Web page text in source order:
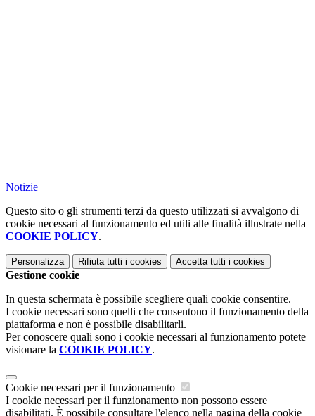
Notizie
Questo sito o gli strumenti terzi da questo utilizzati si avvalgono di
cookie necessari al funzionamento ed utili alle finalità illustrate nella
COOKIE POLICY.
Personalizza Rifiuta tutti i cookies Accetta tutti i cookies
Gestione cookie
In questa schermata è possibile scegliere quali cookie consentire.
I cookie necessari sono quelli che consentono il funzionamento della
piattaforma e non è possibile disabilitarli.
Per conoscere quali sono i cookie necessari al funzionamento potete
visionare la COOKIE POLICY.
Cookie necessari per il funzionamento
I cookie necessari per il funzionamento non possono essere
disabilitati. È possibile consultare l'elenco nella pagina della cookie